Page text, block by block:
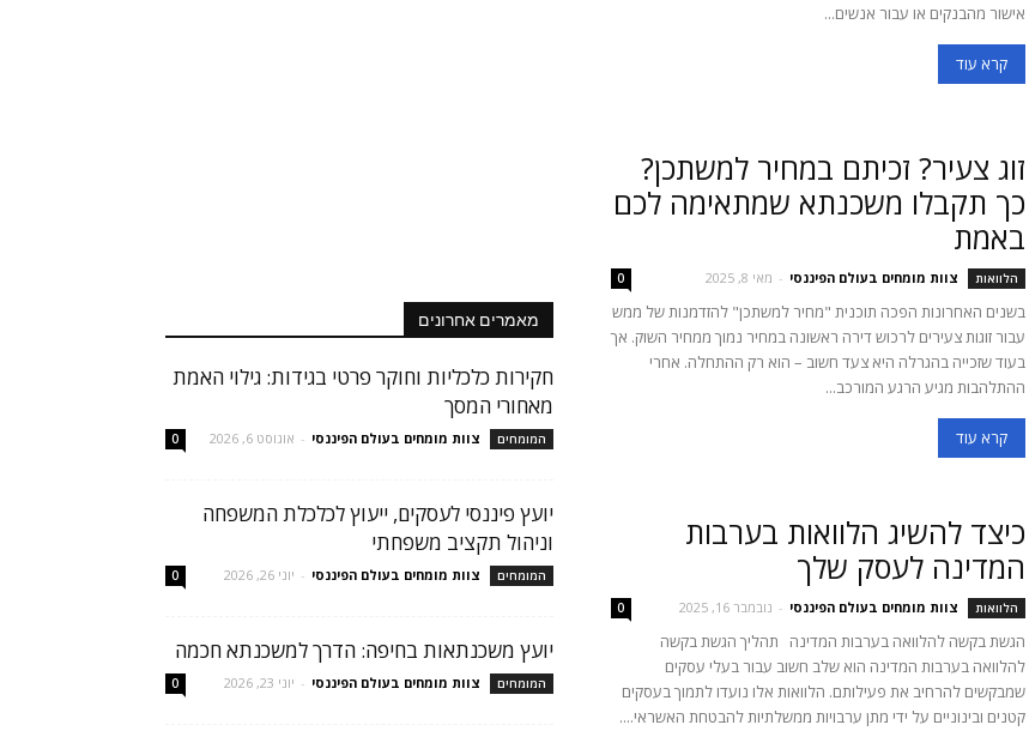
אישור מהבנקים או עבור אנשים...
קרא עוד
זוג צעיר? זכיתם במחיר למשתכן?
כך תקבלו משכנתא שמתאימה לכם
באמת
הלוואות צוות מומחים בעולם הפיננסי - מאי 8, 2025 0
בשנים האחרונות הפכה תוכנית "מחיר למשתכן" להזדמנות של ממש
עבור זוגות צעירים לרכוש דירה ראשונה במחיר נמוך ממחיר השוק. אך
בעוד שזכייה בהגרלה היא צעד חשוב – הוא רק ההתחלה. אחרי
ההתלהבות מגיע הרגע המורכב...
קרא עוד
כיצד להשיג הלוואות בערבות
המדינה לעסק שלך
הלוואות צוות מומחים בעולם הפיננסי - נובמבר 16, 2025 0
הגשת בקשה להלוואה בערבות המדינה תהליך הגשת בקשה
להלוואה בערבות המדינה הוא שלב חשוב עבור בעלי עסקים
שמבקשים להרחיב את פעילותם. הלוואות אלו נועדו לתמוך בעסקים
קטנים ובינוניים על ידי מתן ערבויות ממשלתיות להבטחת האשראי....
מאמרים אחרונים
חקירות כלכליות וחוקר פרטי בגידות: גילוי האמת
מאחורי המסך
המומחים צוות מומחים בעולם הפיננסי - אוגוסט 6, 2026 0
יועץ פיננסי לעסקים, ייעוץ לכלכלת המשפחה
וניהול תקציב משפחתי
המומחים צוות מומחים בעולם הפיננסי - יוני 26, 2026 0
יועץ משכנתאות בחיפה: הדרך למשכנתא חכמה
המומחים צוות מומחים בעולם הפיננסי - יוני 23, 2026 0